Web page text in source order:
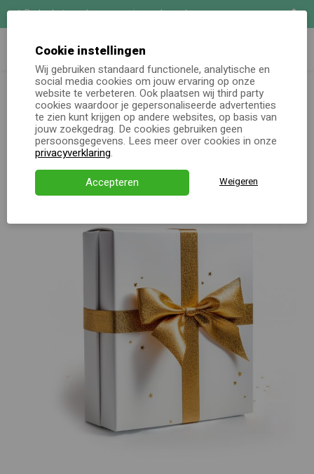
De leukste cadeaus voor je medewerkers
Uitgebreide maatwerk mogelijkheden
Online keuzecadeau
Kerstpakketten
Alle momenten
Verjaardagsservice
Direct bestellen
Zoeken
Oh jee, er lijkt iets niet helemaal goed te gaan.
De pagina die je zocht lijkt helaas niet (meer) te bestaan. Ga
terug naar de homepagina of neem contact met ons op. We
staan voor je klaar!
Cookie instellingen
Wij gebruiken standaard functionele, analytische en
social media cookies om jouw ervaring op onze
website te verbeteren. Ook plaatsen wij third party
cookies waardoor je gepersonaliseerde advertenties
te zien kunt krijgen op andere websites, op basis van
jouw zoekgedrag. De cookies gebruiken geen
persoonsgegevens. Lees meer over cookies in onze
privacyverklaring.
Accepteren
Weigeren